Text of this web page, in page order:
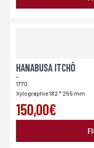
Si vous souhaitez recevoir
vous pouvez nous laisser votre
Si vous souhaitez recevoir
HANABUSA ITCHÔ
-
1770
Xylographie 182 * 255 mm
150,00€